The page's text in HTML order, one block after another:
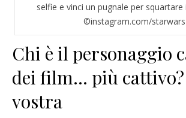
selfie e vinci un pugnale per squartare
©instagram.com/starwars
Chi è il personaggio
dei film… più
vostra